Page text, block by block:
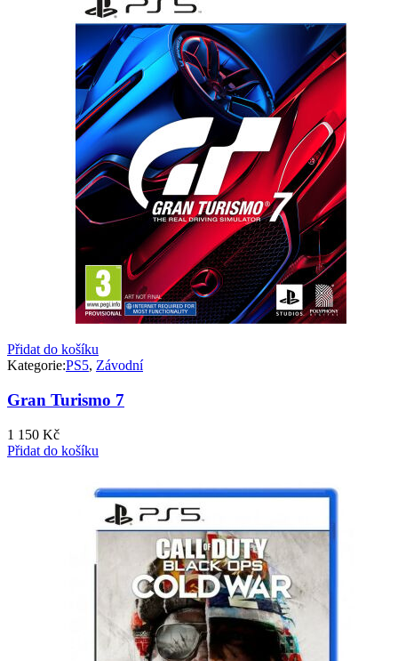
Přidat do košíku
Kategorie:PS5, Závodní
Gran Turismo 7
1 150 Kč
Přidat do košíku